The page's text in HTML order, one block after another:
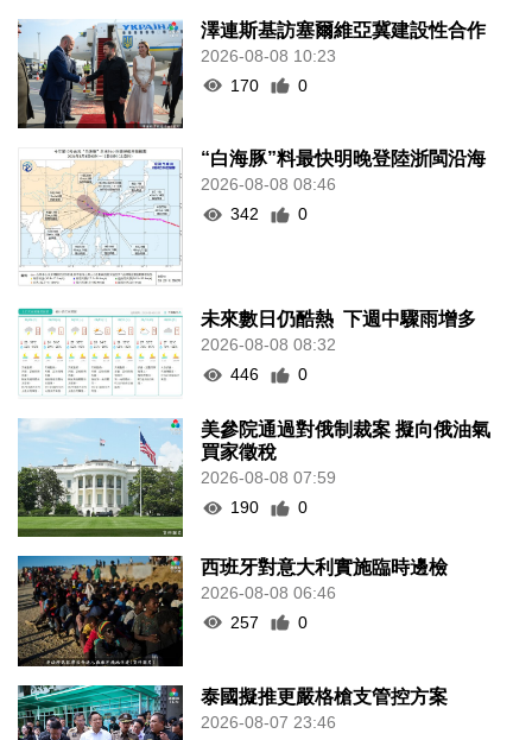
澤連斯基訪塞爾維亞冀建設性合作
2026-08-08 10:23
170
0
“白海豚”料最快明晚登陸浙閩沿海
2026-08-08 08:46
342
0
未來數日仍酷熱 下週中驟雨增多
2026-08-08 08:32
446
0
美參院通過對俄制裁案 擬向俄油氣
買家徵稅
2026-08-08 07:59
190
0
西班牙對意大利實施臨時邊檢
2026-08-08 06:46
257
0
泰國擬推更嚴格槍支管控方案
2026-08-07 23:46